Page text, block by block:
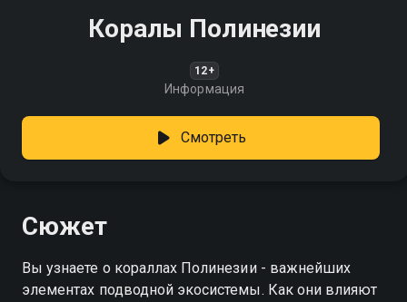
Коралы Полинезии
12+
Информация
Смотреть
Сюжет
Вы узнаете о кораллах Полинезии - важнейших
элементах подводной экосистемы. Как они влияют